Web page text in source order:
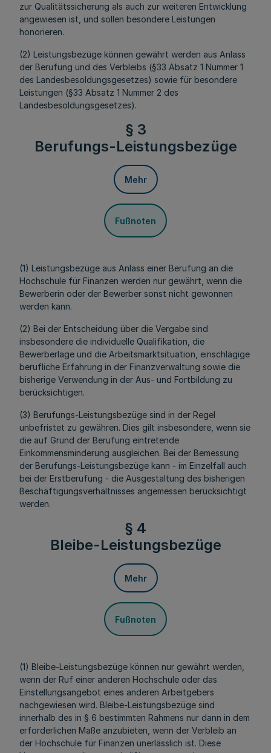
zur Qualitätssicherung als auch zur weiteren Entwicklung
angewiesen ist, und sollen besondere Leistungen
honorieren.
(2) Leistungsbezüge können gewährt werden aus Anlass
der Berufung und des Verbleibs (§33 Absatz 1 Nummer 1
des Landesbesoldungsgesetzes) sowie für besondere
Leistungen (§33 Absatz 1 Nummer 2 des
Landesbesoldungsgesetzes).
§ 3
Berufungs-Leistungsbezüge
Mehr
Fußnoten
(1) Leistungsbezüge aus Anlass einer Berufung an die
Hochschule für Finanzen werden nur gewährt, wenn die
Bewerberin oder der Bewerber sonst nicht gewonnen
werden kann.
(2) Bei der Entscheidung über die Vergabe sind
insbesondere die individuelle Qualifikation, die
Bewerberlage und die Arbeitsmarktsituation, einschlägige
berufliche Erfahrung in der Finanzverwaltung sowie die
bisherige Verwendung in der Aus- und Fortbildung zu
berücksichtigen.
(3) Berufungs-Leistungsbezüge sind in der Regel
unbefristet zu gewähren. Dies gilt insbesondere, wenn sie
die auf Grund der Berufung eintretende
Einkommensminderung ausgleichen. Bei der Bemessung
der Berufungs-Leistungsbezüge kann - im Einzelfall auch
bei der Erstberufung - die Ausgestaltung des bisherigen
Beschäftigungsverhältnisses angemessen berücksichtigt
werden.
§ 4
Bleibe-Leistungsbezüge
Mehr
Fußnoten
(1) Bleibe-Leistungsbezüge können nur gewährt werden,
wenn der Ruf einer anderen Hochschule oder das
Einstellungsangebot eines anderen Arbeitgebers
nachgewiesen wird. Bleibe-Leistungsbezüge sind
innerhalb des in § 6 bestimmten Rahmens nur dann in dem
erforderlichen Maße anzubieten, wenn der Verbleib an
der Hochschule für Finanzen unerlässlich ist. Diese